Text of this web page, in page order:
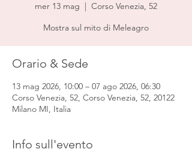
mer 13 mag
  |
Corso Venezia, 52
Mostra sul mito di Meleagro
Orario & Sede
13 mag 2026, 10:00 – 07 ago 2026, 06:30
Corso Venezia, 52, Corso Venezia, 52, 20122
Milano MI, Italia
Info sull'evento